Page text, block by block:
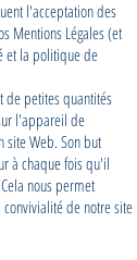
l'acceptation des
Mentions Légales (et
et la politique de
de petites quantités
l'appareil de
Web. Son but
à chaque fois qu'il
Cela nous permet
de notre site